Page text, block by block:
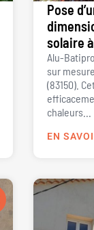
Pose
solaire
Alu-
sur
(83150).
chaleurs...
EN